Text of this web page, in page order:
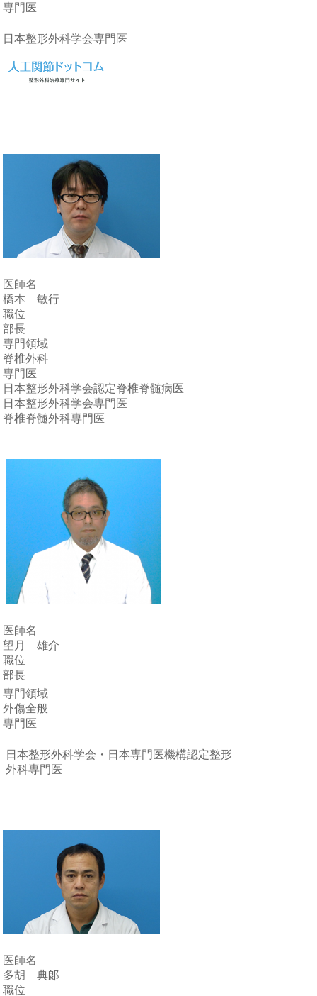
専門医
日本整形外科学会専門医
医師名
橋本 敏行
職位
部長
専門領域
脊椎外科
専門医
日本整形外科学会認定脊椎脊髄病医
日本整形外科学会専門医
脊椎脊髄外科専門医
医師名
望月 雄介
職位
部長
専門領域
外傷全般
専門医
日本整形外科学会・日本専門医機構認定整形
外科専門医
医師名
多胡 典郞
職位